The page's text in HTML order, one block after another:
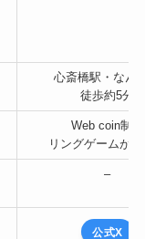
心斎橋駅・なん
徒歩約5分
Web coin制の
リングゲームが
–
公式X